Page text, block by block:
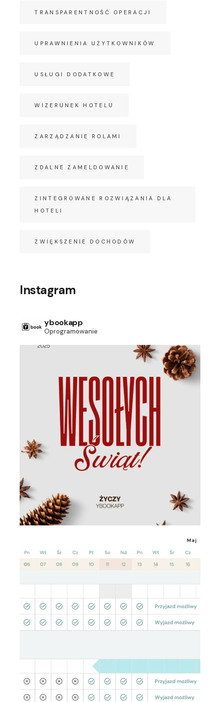
TRANSPARENTNOŚĆ OPERACJI
UPRAWNIENIA UŻYTKOWNIKÓW
USŁUGI DODATKOWE
WIZERUNEK HOTELU
ZARZĄDZANIE ROLAMI
ZDALNE ZAMELDOWANIE
ZINTEGROWANE ROZWIĄZANIA DLA
HOTELI
ZWIĘKSZENIE DOCHODÓW
Instagram
ybookapp
Oprogramowanie